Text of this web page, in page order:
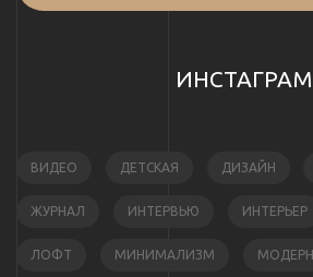
ИНСТАГРАМ
ВИДЕО ДЕТСКАЯ ДИЗАЙН
ЖУРНАЛ ИНТЕРВЬЮ ИНТЕРЬЕР
ЛОФТ МИНИМАЛИЗМ МОДЕРН